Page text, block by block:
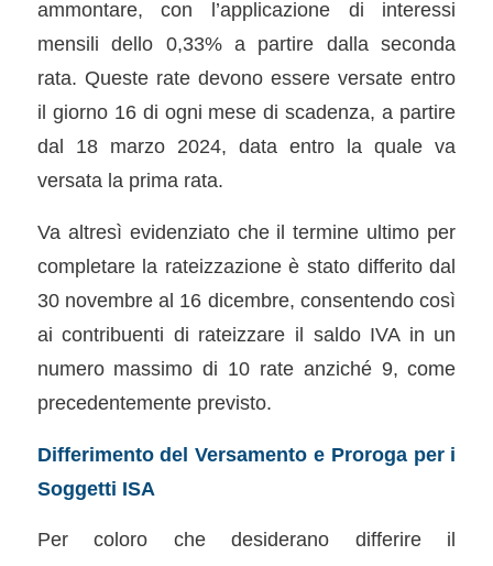
ammontare, con l’applicazione di interessi
mensili dello 0,33% a partire dalla seconda
rata. Queste rate devono essere versate entro
il giorno 16 di ogni mese di scadenza, a partire
dal 18 marzo 2024, data entro la quale va
versata la prima rata.
Va altresì evidenziato che il termine ultimo per
completare la rateizzazione è stato differito dal
30 novembre al 16 dicembre, consentendo così
ai contribuenti di rateizzare il saldo IVA in un
numero massimo di 10 rate anziché 9, come
precedentemente previsto.
Differimento del Versamento e Proroga per i
Soggetti ISA
Per coloro che desiderano differire il